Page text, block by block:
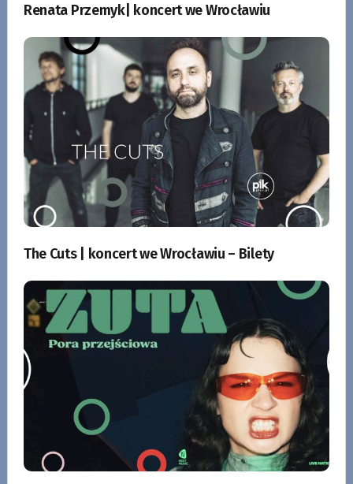
Renata Przemyk| koncert we Wrocławiu
The Cuts | koncert we Wrocławiu – Bilety